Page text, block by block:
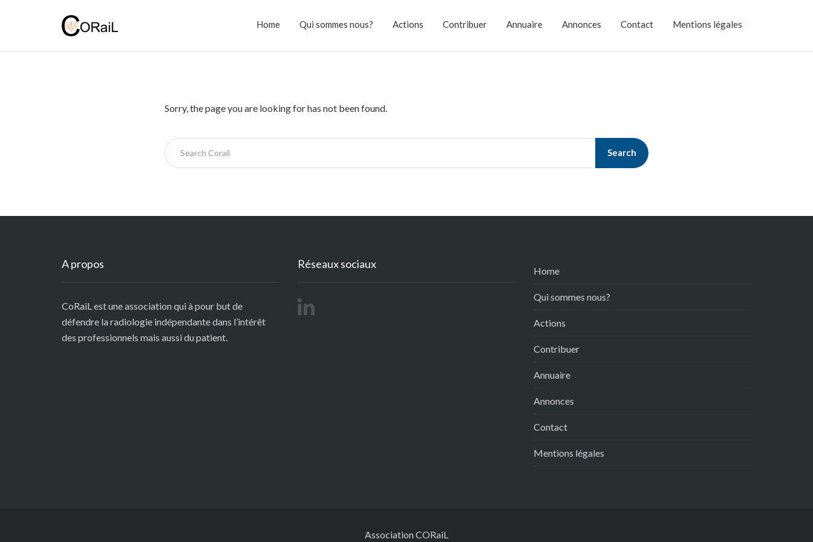
Home Qui sommes nous? Actions Contribuer Annuaire Annonces Contact Mentions légales
Sorry, the page you are looking for has not been found.
Search
A propos
CoRaiL est une association qui à pour but de
défendre la radiologie indépendante dans l’intérêt
des professionnels mais aussi du patient.
Réseaux sociaux
Home
Qui sommes nous?
Actions
Contribuer
Annuaire
Annonces
Contact
Mentions légales
Association CORaiL